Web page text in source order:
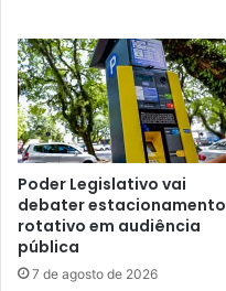
Poder Legislativo vai
debater estacionamento
rotativo em audiência
pública
7 de agosto de 2026